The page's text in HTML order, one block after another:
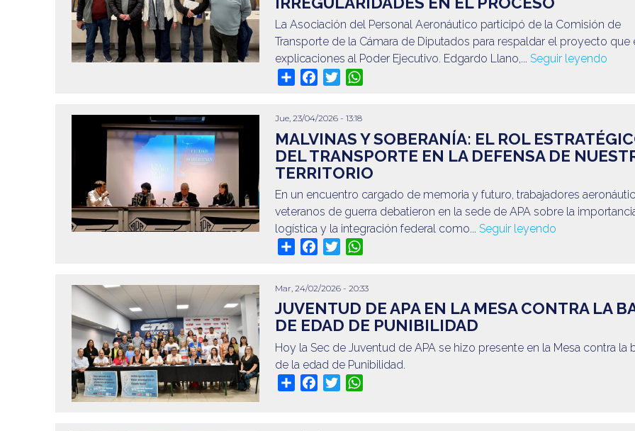
La Asociación del Personal Aeronáutico participó de la Comisión de
Transporte de la Cámara de Diputados para respaldar el proyecto que
explicaciones al Poder Ejecutivo. Edgardo Llano,... Seguir leyendo
Share Facebook
Twitter
Jue, 23/04/2026 - 13:18
MALVINAS Y SOBERANÍA: EL ROL
DEL TRANSPORTE EN LA DEFENSA DE
TERRITORIO
En un encuentro cargado de memoria y futuro, trabajadores
veteranos de guerra debatieron en la sede de APA sobre la
logística y la integración federal como... Seguir leyendo
Share Facebook
Twitter
Mar, 24/02/2026 - 20:33
JUVENTUD DE APA EN LA MESA CONTRA LA
DE EDAD DE PUNIBILIDAD
Hoy la Sec de Juventud de APA se hizo presente en la Mesa contra la
de la edad de Punibilidad.
Share Facebook
Twitter